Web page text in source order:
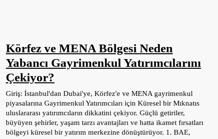
Körfez ve MENA Bölgesi Neden
Yabancı Gayrimenkul Yatırımcılarını
Çekiyor?
Giriş: İstanbul'dan Dubai'ye, Körfez'e ve MENA gayrimenkul
piyasalarına Gayrimenkul Yatırımcıları için Küresel bir Mıknatıs
uluslararası yatırımcıların dikkatini çekiyor. Güçlü getiriler,
büyüyen şehirler, yaşam tarzı avantajları ve hatta ikamet fırsatları
bölgeyi küresel bir yatırım merkezine dönüştürüyor. 1. BAE,